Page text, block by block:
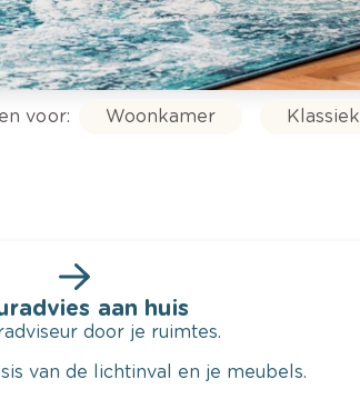
voor: Woonkamer Klassiek
aan huis
door je ruimtes.
van de lichtinval en je meubels.